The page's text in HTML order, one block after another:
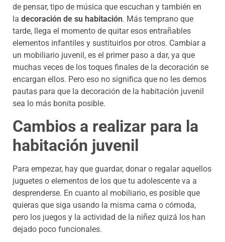
de pensar, tipo de música que escuchan y también en
la decoración de su habitación. Más temprano que
tarde, llega el momento de quitar esos entrañables
elementos infantiles y sustituirlos por otros. Cambiar a
un mobiliario juvenil, es el primer paso a dar, ya que
muchas veces de los toques finales de la decoración se
encargan ellos. Pero eso no significa que no les demos
pautas para que la decoración de la habitación juvenil
sea lo más bonita posible.
Cambios a realizar para la
habitación juvenil
Para empezar, hay que guardar, donar o regalar aquellos
juguetes o elementos de los que tu adolescente va a
desprenderse. En cuanto al mobiliario, es posible que
quieras que siga usando la misma cama o cómoda,
pero los juegos y la actividad de la niñez quizá los han
dejado poco funcionales.